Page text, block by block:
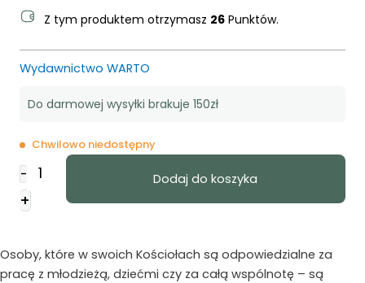
Z tym produktem otrzymasz 26 Punktów.
Wydawnictwo WARTO
Do darmowej wysyłki brakuje 150zł
Chwilowo niedostępny
-
ilość
Zachęta
dla
+
Dodaj do koszyka
Osoby, które w swoich Kościołach są odpowiedzialne za
pracę z młodzieżą, dziećmi czy za całą wspólnotę – są